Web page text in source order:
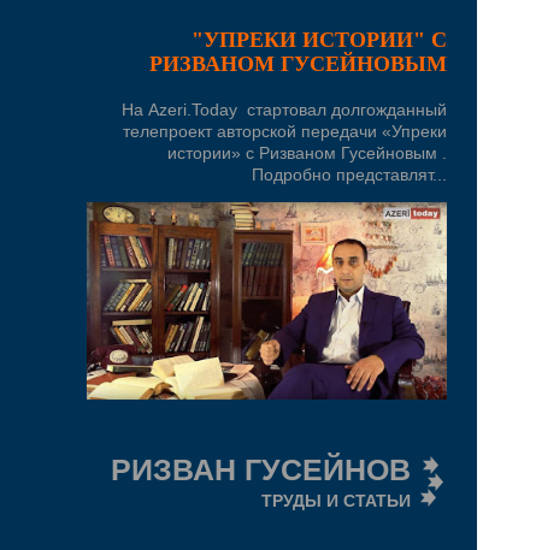
"УПРЕКИ ИСТОРИИ" С
РИЗВАНОМ ГУСЕЙНОВЫМ
На Azeri.Today стартовал долгожданный
телепроект авторской передачи «Упреки
истории» с Ризваном Гусейновым .
Подробно представлят...
РИЗВАН ГУСЕЙНОВ
ТРУДЫ И СТАТЬИ